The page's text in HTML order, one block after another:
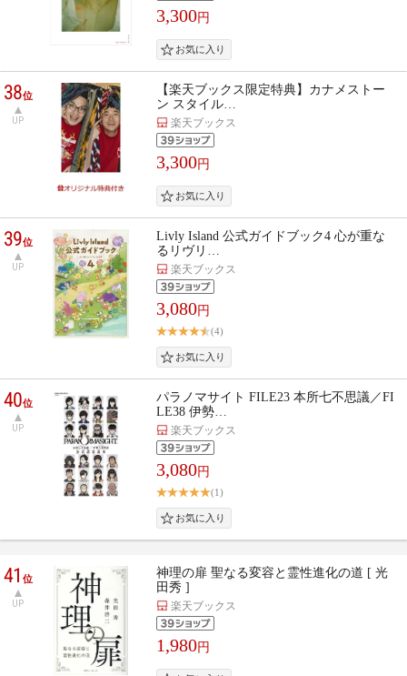
3,300円
38位
UP
【楽天ブックス限定特典】カナメストー
ン スタイル…
楽天ブックス
3,300円
39位
UP
Livly Island 公式ガイドブック4 心が重な
るリヴリ…
楽天ブックス
3,080円
(4)
40位
UP
パラノマサイト FILE23 本所七不思議／FI
LE38 伊勢…
楽天ブックス
3,080円
(1)
41位
UP
神理の扉 聖なる変容と霊性進化の道 [ 光
田秀 ]
楽天ブックス
1,980円